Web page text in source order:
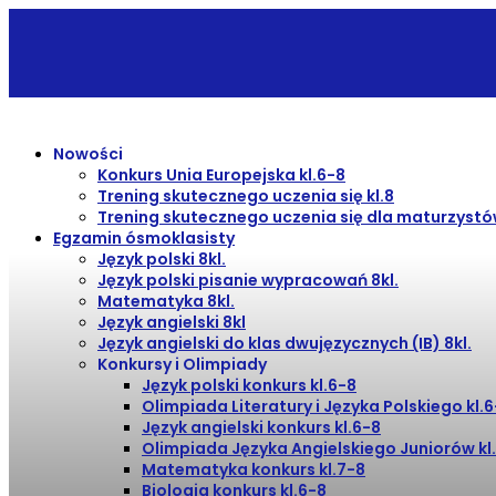
Nowości
Konkurs Unia Europejska kl.6-8
Trening skutecznego uczenia się kl.8
Trening skutecznego uczenia się dla
Egzamin ósmoklasisty
Język polski 8kl.
Język polski pisanie wypracowań 8kl.
Matematyka 8kl.
Język angielski 8kl
Język angielski do klas dwujęzycznych (IB) 8kl.
Konkursy i Olimpiady
Język polski konkurs kl.6-8
Olimpiada Literatury i Języka Polskiego
Język angielski konkurs kl.6-8
Olimpiada Języka Angielskiego Juniorów
Matematyka konkurs kl.7-8
Biologia konkurs kl.6-8